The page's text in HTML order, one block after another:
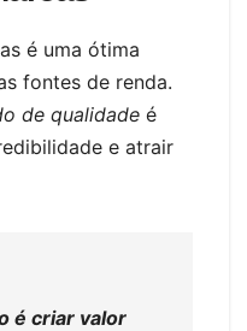
é uma ótima
fontes de renda.
de qualidade é
e atrair
é criar valor